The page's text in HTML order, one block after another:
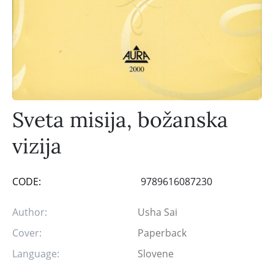
Sveta misija, božanska
vizija
CODE: 9789616087230
Author:
Usha Sai
Cover:
Paperback
Language:
Slovene